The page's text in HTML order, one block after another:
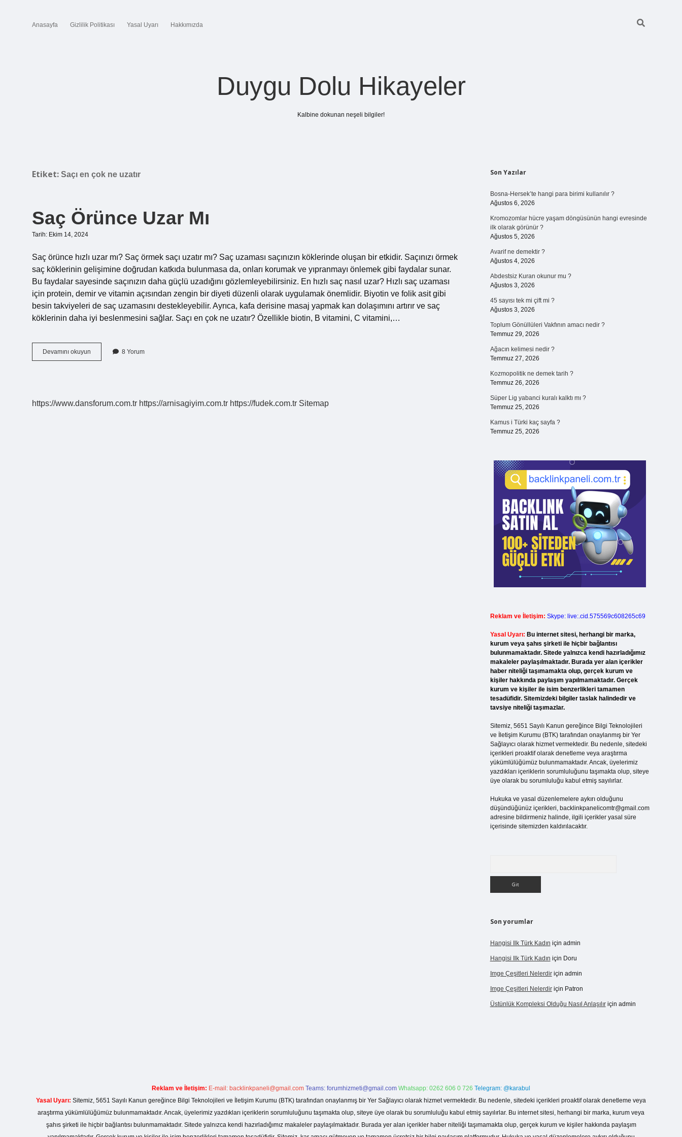
Anasayfa Gizlilik Politikası Yasal Uyarı Hakkımızda
Duygu Dolu Hikayeler
Kalbine dokunan neşeli bilgiler!
Etiket: Saçı en çok ne uzatır
Saç Örünce Uzar Mı
Tarih: Ekim 14, 2024
Saç örünce hızlı uzar mı? Saç örmek saçı uzatır mı? Saç uzaması saçınızın köklerinde oluşan bir etkidir. Saçınızı örmek
saç köklerinin gelişimine doğrudan katkıda bulunmasa da, onları korumak ve yıpranmayı önlemek gibi faydalar sunar.
Bu faydalar sayesinde saçınızın daha güçlü uzadığını gözlemleyebilirsiniz. En hızlı saç nasıl uzar? Hızlı saç uzaması
için protein, demir ve vitamin açısından zengin bir diyeti düzenli olarak uygulamak önemlidir. Biyotin ve folik asit gibi
besin takviyeleri de saç uzamasını destekleyebilir. Ayrıca, kafa derisine masaj yapmak kan dolaşımını artırır ve saç
köklerinin daha iyi beslenmesini sağlar. Saçı en çok ne uzatır? Özellikle biotin, B vitamini, C vitamini,…
Devamını okuyun
Örünce
8 Yorum
https://www.dansforum.com.tr https://arnisagiyim.com.tr https://fudek.com.tr Sitemap
Sidebar
Son Yazılar
Bosna-Hersek’te hangi para birimi kullanılır ?
Ağustos 6, 2026
Kromozomlar hücre yaşam döngüsünün hangi evresinde
ilk olarak görünür ?
Ağustos 5, 2026
Avarif ne demektir ?
Ağustos 4, 2026
Abdestsiz Kuran okunur mu ?
Ağustos 3, 2026
45 sayısı tek mi çift mi ?
Ağustos 3, 2026
Toplum Gönüllüleri Vakfının amacı nedir ?
Temmuz 29, 2026
Ağacın kelimesi nedir ?
Temmuz 27, 2026
Kozmopolitik ne demek tarih ?
Temmuz 26, 2026
Süper Lig yabanci kuralı kalktı mı ?
Temmuz 25, 2026
Kamus i Türki kaç sayfa ?
Temmuz 25, 2026
Reklam ve İletişim: Skype: live:.cid.575569c608265c69
Yasal Uyarı: Bu internet sitesi, herhangi bir marka,
kurum veya şahıs şirketi ile hiçbir bağlantısı
bulunmamaktadır. Sitede yalnızca kendi hazırladığımız
makaleler paylaşılmaktadır. Burada yer alan içerikler
haber niteliği taşımamakta olup, gerçek kurum ve
kişiler hakkında paylaşım yapılmamaktadır. Gerçek
kurum ve kişiler ile isim benzerlikleri tamamen
tesadüfidir. Sitemizdeki bilgiler taslak halindedir ve
tavsiye niteliği taşımazlar.
Sitemiz, 5651 Sayılı Kanun gereğince Bilgi Teknolojileri
ve İletişim Kurumu (BTK) tarafından onaylanmış bir Yer
Sağlayıcı olarak hizmet vermektedir. Bu nedenle, sitedeki
içerikleri proaktif olarak denetleme veya araştırma
yükümlülüğümüz bulunmamaktadır. Ancak, üyelerimiz
yazdıkları içeriklerin sorumluluğunu taşımakta olup, siteye
üye olarak bu sorumluluğu kabul etmiş sayılırlar.
Hukuka ve yasal düzenlemelere aykırı olduğunu
düşündüğünüz içerikleri, backlinkpanelicomtr@gmail.com
adresine bildirmeniz halinde, ilgili içerikler yasal süre
içerisinde sitemizden kaldırılacaktır.
Son yorumlar
Hangisi Ilk Türk Kadın için admin
Hangisi Ilk Türk Kadın için Doru
Imge Çeşitleri Nelerdiriçin admin
Imge Çeşitleri Nelerdiriçin Patron
Üstünlük Kompleksi Olduğu Nasıl Anlaşılıriçin admin
ilbet girişhttps://betexpergiris.casino/
Reklam ve İletişim: E-mail: backlinkpaneli@gmail.com Teams: forumhizmeti@gmail.com Whatsapp: 0262 606 0 726 Telegram: @karabul
Yasal Uyarı: Sitemiz, 5651 Sayılı Kanun gereğince Bilgi Teknolojileri ve İletişim Kurumu (BTK) tarafından onaylanmış bir Yer Sağlayıcı olarak hizmet vermektedir. Bu nedenle, sitedeki içerikleri proaktif olarak denetleme veya
araştırma yükümlülüğümüz bulunmamaktadır. Ancak, üyelerimiz yazdıkları içeriklerin sorumluluğunu taşımakta olup, siteye üye olarak bu sorumluluğu kabul etmiş sayılırlar. Bu internet sitesi, herhangi bir marka, kurum veya
şahıs şirketi ile hiçbir bağlantısı bulunmamaktadır. Sitede yalnızca kendi hazırladığımız makaleler paylaşılmaktadır. Burada yer alan içerikler haber niteliği taşımamakta olup, gerçek kurum ve kişiler hakkında paylaşım